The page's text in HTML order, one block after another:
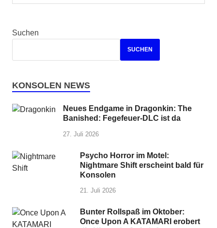
Suchen
SUCHEN
KONSOLEN NEWS
Neues Endgame in Dragonkin: The
Banished: Fegefeuer-DLC ist da
27. Juli 2026
Psycho Horror im Motel:
Nightmare Shift erscheint bald für
Konsolen
21. Juli 2026
Bunter Rollspaß im Oktober:
Once Upon A KATAMARI erobert